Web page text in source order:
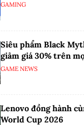
GAMING
Siêu phẩm Black
giảm giá 30% trên
GAME NEWS
Lenovo đồng hành
World Cup 2026